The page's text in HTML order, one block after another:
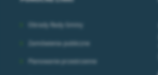
Obrady Rady Gminy
Zamówienia publiczne
Planowanie przestrzenne